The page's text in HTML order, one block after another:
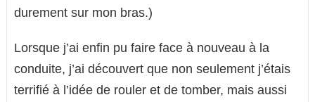
durement sur mon bras.)
Lorsque j’ai enfin pu faire face à nouveau à la
conduite, j’ai découvert que non seulement j’étais
terrifié à l’idée de rouler et de tomber, mais aussi